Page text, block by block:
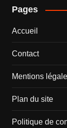
Pages
Accueil
Contact
Mentions
Plan du site
Politique de